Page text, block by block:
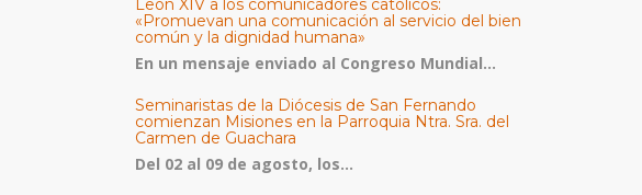
León XIV a los comunicadores católicos:
«Promuevan una comunicación al servicio del bien
común y la dignidad humana»
En un mensaje enviado al Congreso Mundial...
Seminaristas de la Diócesis de San Fernando
comienzan Misiones en la Parroquia Ntra. Sra. del
Carmen de Guachara
Del 02 al 09 de agosto, los...